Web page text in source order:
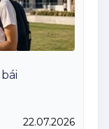
22.07.2026